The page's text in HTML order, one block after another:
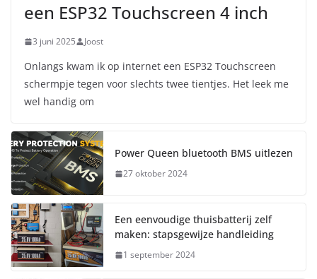
een ESP32 Touchscreen 4 inch
3 juni 2025 Joost
Onlangs kwam ik op internet een ESP32 Touchscreen
schermpje tegen voor slechts twee tientjes. Het leek me
wel handig om
Power Queen bluetooth BMS uitlezen
27 oktober 2024
Een eenvoudige thuisbatterij zelf
maken: stapsgewijze handleiding
1 september 2024